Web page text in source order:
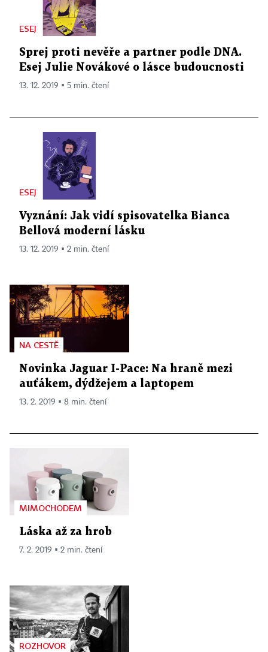
ESEJ
Sprej proti nevěře a partner podle DNA.
Esej Julie Novákové o lásce budoucnosti
13. 12. 2019 ▪ 5 min. čtení
ESEJ
Vyznání: Jak vidí spisovatelka Bianca
Bellová moderní lásku
13. 12. 2019 ▪ 2 min. čtení
NA CESTĚ
Novinka Jaguar I-Pace: Na hraně mezi
auťákem, dýdžejem a laptopem
13. 2. 2019 ▪ 8 min. čtení
MIMOCHODEM
Láska až za hrob
7. 2. 2019 ▪ 2 min. čtení
ROZHOVOR